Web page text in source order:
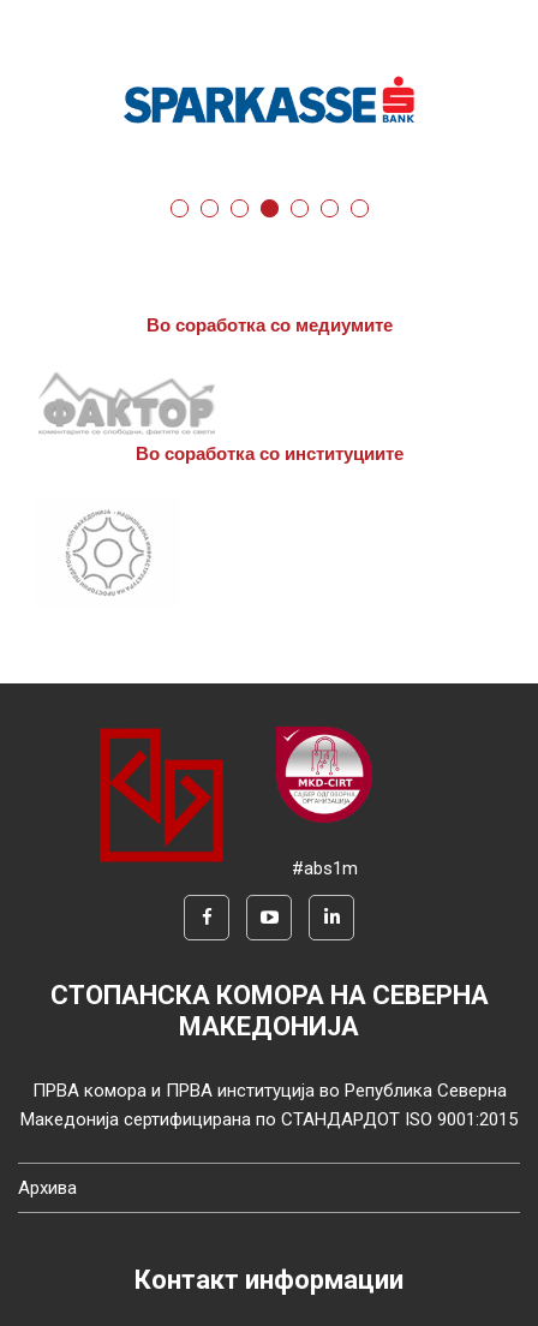
Во соработка со медиумите
Во соработка со институциите
#abs1m
СТОПАНСКА КОМОРА НА СЕВЕРНА
МАКЕДОНИЈА
ПРВА комора и ПРВА институција во Република Северна
Македонија сертифицирана по СТАНДАРДОТ ISO 9001:2015
Архива
Контакт информации